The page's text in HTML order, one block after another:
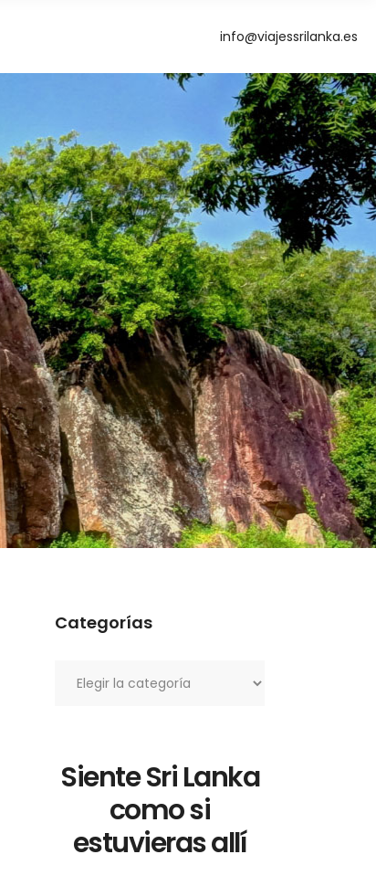
info@viajessrilanka.es
Categorías
Siente Sri Lanka
como si
estuvieras allí